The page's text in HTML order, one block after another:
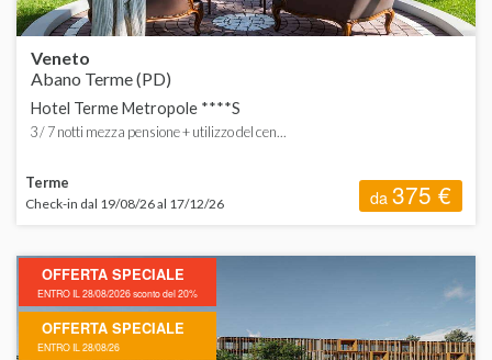
Veneto
Abano Terme (PD)
Hotel Terme Metropole ****S
3 / 7 notti mezza pensione + utilizzo del cen...
Terme
Check-in dal 19/08/26 al 17/12/26 da375 €
OFFERTA SPECIALE
ENTRO IL 28/08/2026 sconto del 20%
OFFERTA SPECIALE
ENTRO IL 28/08/26